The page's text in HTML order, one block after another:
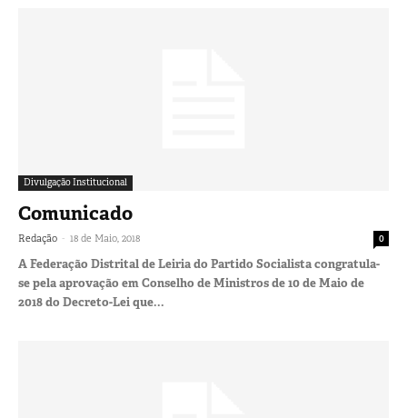
Divulgação Institucional
Comunicado
Redação - 18 de Maio, 2018 0
A Federação Distrital de Leiria do Partido Socialista congratula-
se pela aprovação em Conselho de Ministros de 10 de Maio de
2018 do Decreto-Lei que...